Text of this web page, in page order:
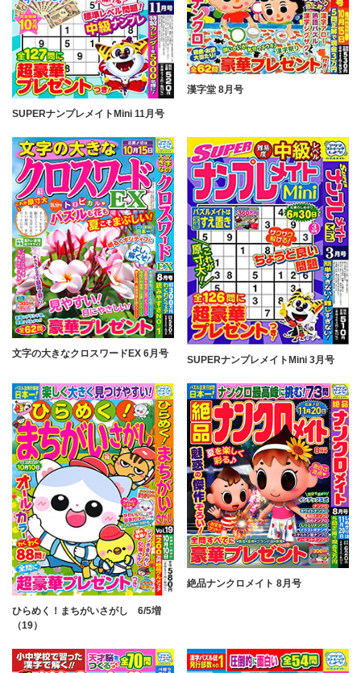
SUPERナンプレメイトMini 11月号
漢字堂 8月号
文字の大きなクロスワードEX 6月号
SUPERナンプレメイトMini 3月号
ひらめく！まちがいさがし 6/5増
（19）
絶品ナンクロメイト 8月号